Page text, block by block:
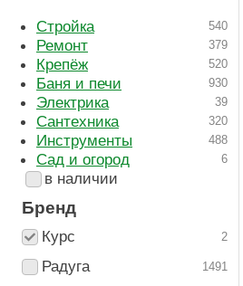
Стройка 540
Ремонт 379
Крепёж 520
Баня и печи 930
Электрика 39
Сантехника 320
Инструменты 488
Сад и огород 6
в наличии
Бренд
Курс 2
Радуга 1491